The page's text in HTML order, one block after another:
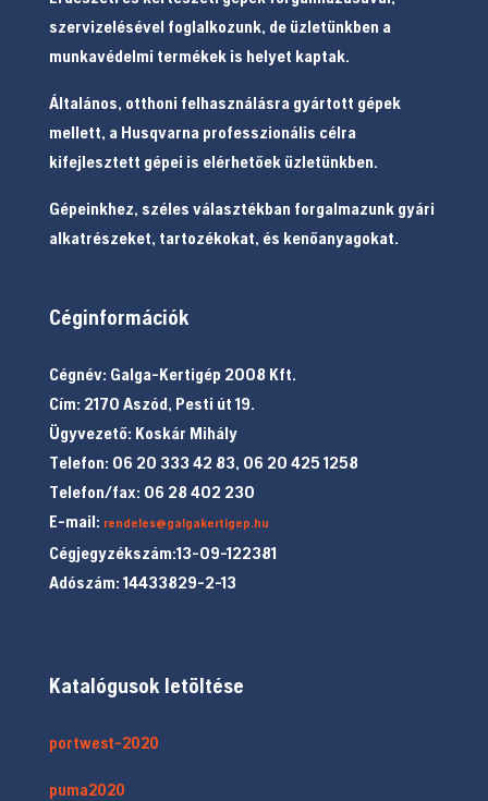
szervizelésével foglalkozunk, de üzletünkben a
munkavédelmi termékek is helyet kaptak.
Általános, otthoni felhasználásra gyártott gépek
mellett, a Husqvarna professzionális célra
kifejlesztett gépei is elérhetőek üzletünkben.
Gépeinkhez, széles választékban forgalmazunk gyári
alkatrészeket, tartozékokat, és kenőanyagokat.
Céginformációk
Cégnév: Galga-Kertigép 2008 Kft.
Cím: 2170 Aszód, Pesti út 19.
Ügyvezető: Koskár Mihály
Telefon: 06 20 333 42 83, 06 20 425 1258
Telefon/fax: 06 28 402 230
E-mail: rendeles@galgakertigep.hu
Cégjegyzékszám:13-09-122381
Adószám: 14433829-2-13
Katalógusok letöltése
portwest-2020
puma2020